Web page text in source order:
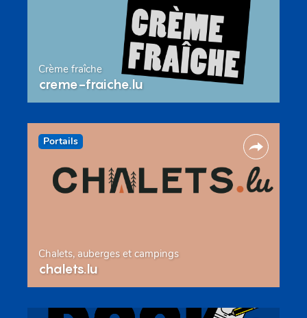
Crème fraîche
creme-fraiche.lu
Portails
Chalets, auberges et campings
chalets.lu